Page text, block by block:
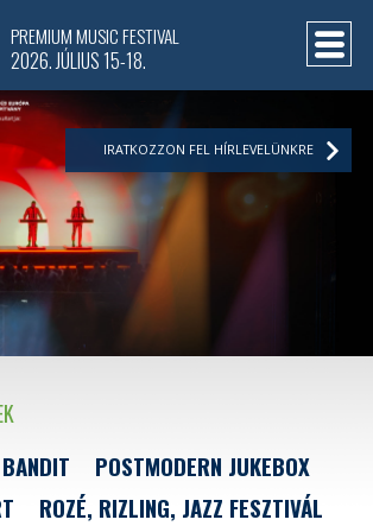
POSTMODERN JUKEBOX
ROZÉ, RIZLING, JAZZ FESZTIVÁL
PREMIUM MUSIC FESTIVAL
2026. JÚLIUS 15-18.
IRATKOZZON FEL HÍRLEVELÜNKRE